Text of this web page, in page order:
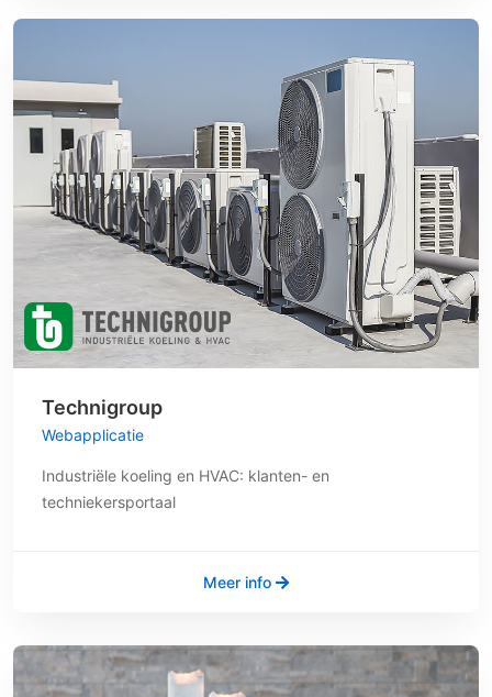
Technigroup
Webapplicatie
Industriële koeling en HVAC: klanten- en
techniekersportaal
Meer info